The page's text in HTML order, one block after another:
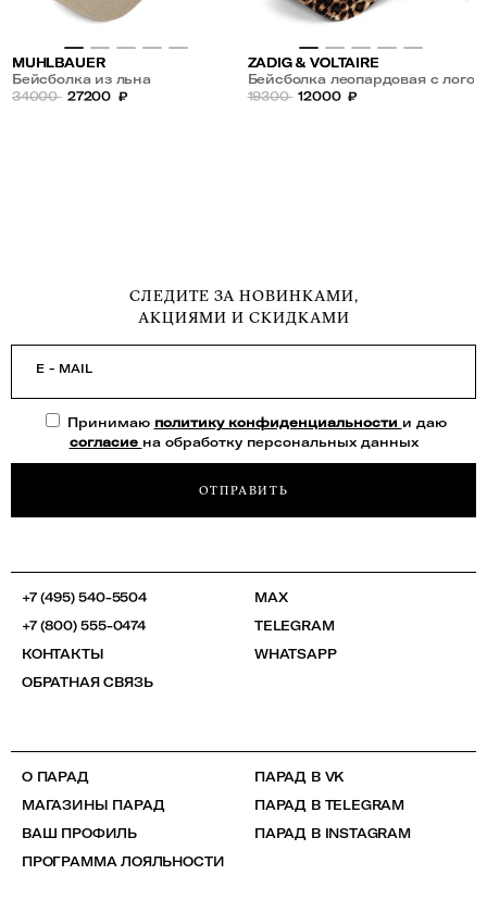
MUHLBAUER
Бейсболка из льна
34000 27200 ₽
ZADIG & VOLTAIRE
Бейсболка леопардовая с лого
19300 12000 ₽
СЛЕДИТЕ ЗА НОВИНКАМИ,
АКЦИЯМИ И СКИДКАМИ
E - MAIL
Принимаю политику конфиденциальности и даю
согласие на обработку персональных данных
ОТПРАВИТЬ
+7 (495) 540-5504
+7 (800) 555-0474
КОНТАКТЫ
ОБРАТНАЯ СВЯЗЬ
MAX
TELEGRAM
WHATSAPP
О ПАРАД
МАГАЗИНЫ ПАРАД
ВАШ ПРОФИЛЬ
ПРОГРАММА ЛОЯЛЬНОСТИ
ПАРАД В VK
ПАРАД В TELEGRAM
ПАРАД В INSTAGRAM